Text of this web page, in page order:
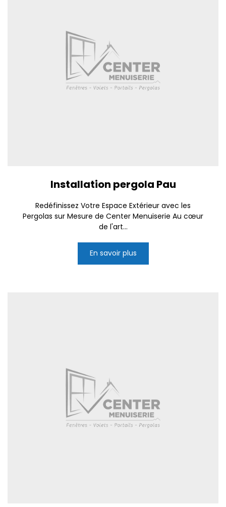
Installation pergola Pau
Redéfinissez Votre Espace Extérieur avec les
Pergolas sur Mesure de Center Menuiserie Au cœur
de l'art...
En savoir plus